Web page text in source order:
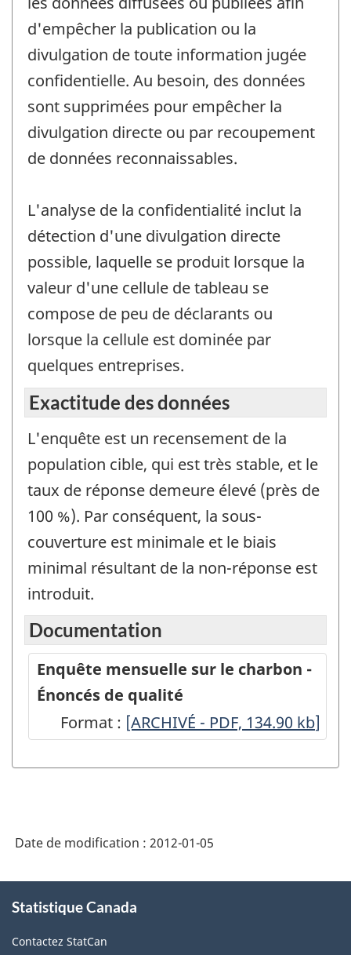
d'empêcher la publication ou la
divulgation de toute information jugée
confidentielle. Au besoin, des données
sont supprimées pour empêcher la
divulgation directe ou par recoupement
de données reconnaissables.
L'analyse de la confidentialité inclut la
détection d'une divulgation directe
possible, laquelle se produit lorsque la
valeur d'une cellule de tableau se
compose de peu de déclarants ou
lorsque la cellule est dominée par
quelques entreprises.
Exactitude des données
L'enquête est un recensement de la
population cible, qui est très stable, et le
taux de réponse demeure élevé (près de
100 %). Par conséquent, la sous-
couverture est minimale et le biais
minimal résultant de la non-réponse est
introduit.
Documentation
Enquête mensuelle sur le charbon -
Énoncés de qualité
Format : Enquête
sur
-
Énoncés
de
[ARCHIVÉ - PDF, 134.90 kb]
Date de modification : 2012-01-05
propos
ce
Statistique Canada
Contactez StatCan